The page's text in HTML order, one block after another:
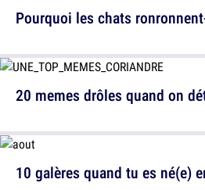
Pourquoi les chats
10 galères quand tu es né(e)
20 memes drôles quand on